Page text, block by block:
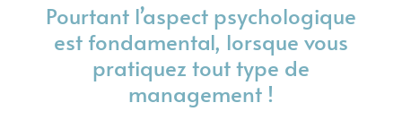
Pourtant l’aspect psychologique
est fondamental, lorsque vous
pratiquez tout type de
management !